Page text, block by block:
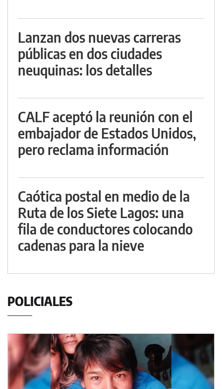
Lanzan dos nuevas carreras
públicas en dos ciudades
neuquinas: los detalles
CALF aceptó la reunión con el
embajador de Estados Unidos,
pero reclama información
Caótica postal en medio de la
Ruta de los Siete Lagos: una
fila de conductores colocando
cadenas para la nieve
POLICIALES